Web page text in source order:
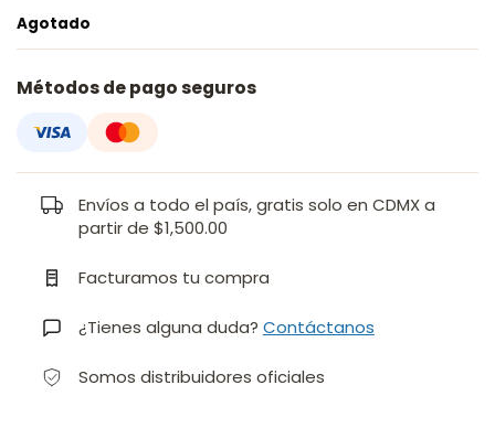
Agotado
Métodos de pago seguros
Envíos a todo el país, gratis solo en CDMX a
partir de $1,500.00
Facturamos tu compra
¿Tienes alguna duda? Contáctanos
Somos distribuidores oficiales